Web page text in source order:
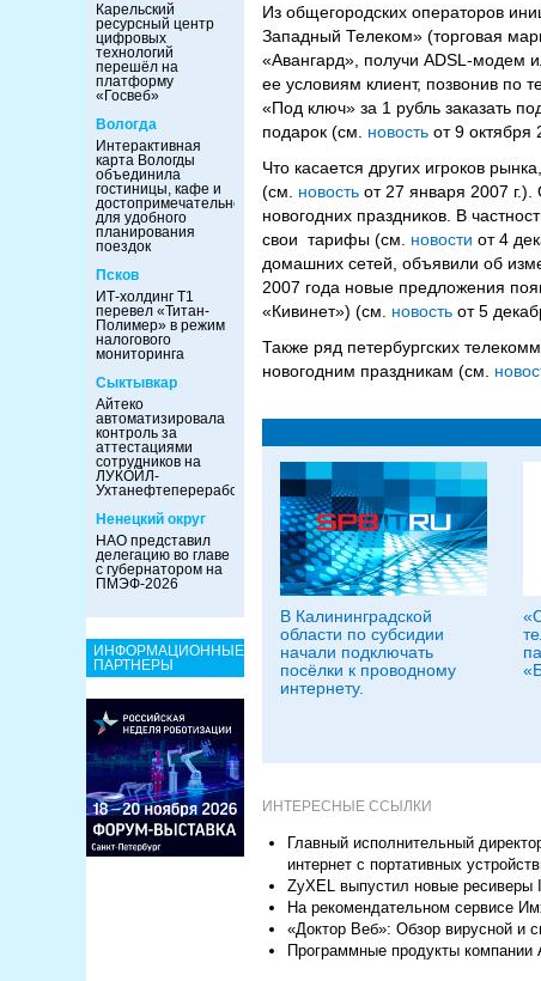
Карельский
ресурсный центр
цифровых
технологий
перешёл на
платформу
«Госвеб»
Вологда
Интерактивная
карта Вологды
объединила
гостиницы, кафе и
достопримечательности
для удобного
планирования
поездок
Псков
ИТ-холдинг Т1
перевел «Титан-
Полимер» в режим
налогового
мониторинга
Сыктывкар
Айтеко
автоматизировала
контроль за
аттестациями
сотрудников на
ЛУКОЙЛ-
Ухтанефтепереработка
Ненецкий округ
НАО представил
делегацию во главе
с губернатором на
ПМЭФ-2026
ИНФОРМАЦИОННЫЕ
ПАРТНЕРЫ
Из общегородских операторов
Западный Телеком» (торговая
«Авангард», получи ADSL-модем
ее условиям клиент, позвонив по
«Под ключ» за 1 рубль заказать
подарок (см. новость от 9 октября
Что касается других игроков
(см. новость от 27 января 2007
новогодних праздников. В
свои тарифы (см. новости от 4
домашних сетей, объявили об
2007 года новые предложения
«Кивинет») (см. новость от 5
Также ряд петербургских
новогодним праздникам (см.
В Калининградской
области по субсидии
начали подключать
посёлки к проводному
интернету.
ИНТЕРЕСНЫЕ ССЫЛКИ
Главный исполнительный
интернет с портативных
ZyXEL выпустил новые ресиверы
На рекомендательном сервисе
«Доктор Веб»: Обзор вирусной и
Программные продукты